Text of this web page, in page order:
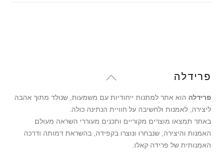
Back
Top
פרידלה
פרידלה הוא אתר למתנות ייחודיות עם משמעות, שנולד מתוך אהבה
ליצירה, לאמנות ולחשיבה על חוויית הנתינה כולה.
באתר תמצאו מוצרים מקוריים ותכנים מעוררי השראה מעולם
האמנות והיצירה, שנבחרו ונוצרו בקפידה, בהשראת דמותה ודרכה
האמנותית של פרידה קאלו.